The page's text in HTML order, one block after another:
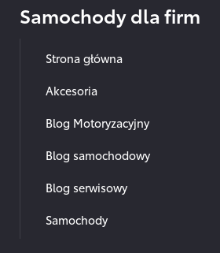
Samochody dla firm
Strona główna
Akcesoria
Blog Motoryzacyjny
Blog samochodowy
Blog serwisowy
Samochody